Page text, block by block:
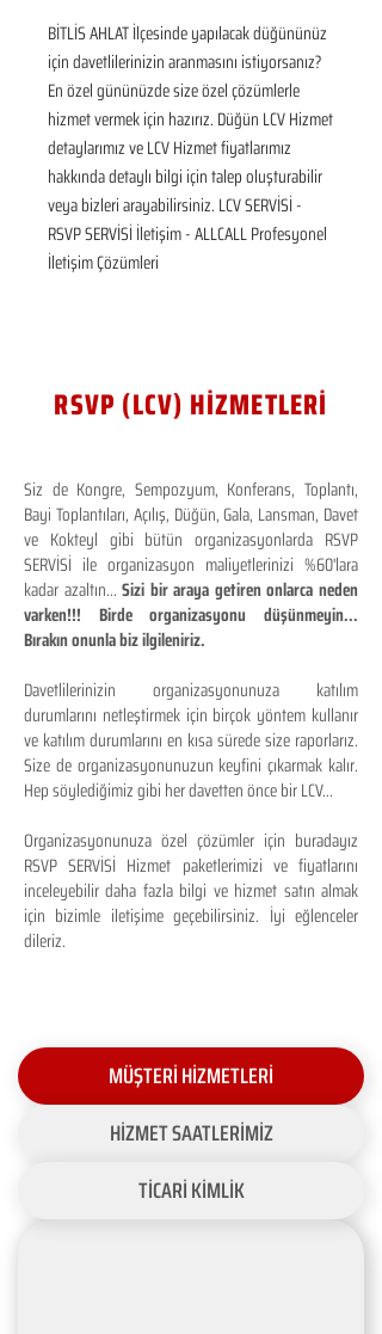
BİTLİS AHLAT İlçesinde yapılacak düğününüz
için davetlilerinizin aranmasını istiyorsanız?
En özel gününüzde size özel çözümlerle
hizmet vermek için hazırız. Düğün LCV Hizmet
detaylarımız ve LCV Hizmet fiyatlarımız
hakkında detaylı bilgi için talep oluşturabilir
veya bizleri arayabilirsiniz. LCV SERVİSİ -
RSVP SERVİSİ İletişim - ALLCALL Profesyonel
İletişim Çözümleri
RSVP (LCV) HİZMETLERİ
Siz de Kongre, Sempozyum, Konferans, Toplantı,
Bayi Toplantıları, Açılış, Düğün, Gala, Lansman, Davet
ve Kokteyl gibi bütün organizasyonlarda RSVP
SERVİSİ ile organizasyon maliyetlerinizi %60'lara
kadar azaltın...Sizi bir araya getiren onlarca neden
varken!!! Birde organizasyonu düşünmeyin...
Bırakın onunla biz ilgileniriz.
Davetlilerinizin organizasyonunuza katılım
durumlarını netleştirmek için birçok yöntem kullanır
ve katılım durumlarını en kısa sürede size raporlarız.
Size de organizasyonunuzun keyfini çıkarmak kalır.
Hep söylediğimiz gibi her davetten önce bir LCV...
Organizasyonunuza özel çözümler için buradayız
RSVP SERVİSİ Hizmet paketlerimizi ve fiyatlarını
inceleyebilir daha fazla bilgi ve hizmet satın almak
için bizimle iletişime geçebilirsiniz. İyi eğlenceler
dileriz.
MÜŞTERİ HİZMETLERİ
HİZMET SAATLERİMİZ
TİCARİ KİMLİK